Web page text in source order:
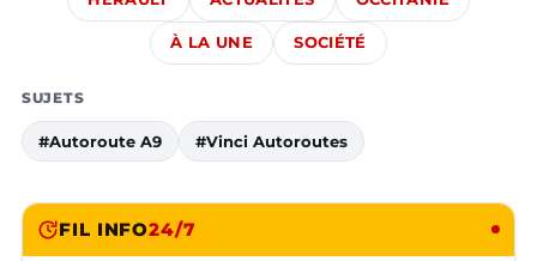
À LA UNE SOCIÉTÉ
SUJETS
#Autoroute A9 #Vinci Autoroutes
FIL INFO24/7